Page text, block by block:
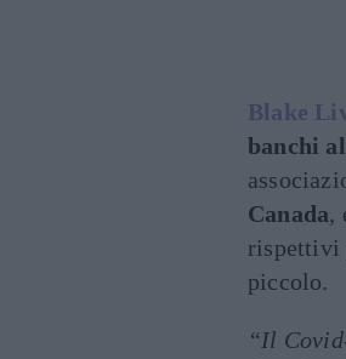
Blake
banchi
Canada,
rispettivi
piccolo.
“Il